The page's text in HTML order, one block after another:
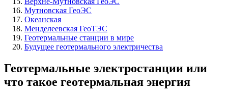
Мутновская ГеоЭС
Океанская
Менделеевская ГеоТЭС
Геотермальные станции в мире
Будущее геотермального электричества
Геотермальные электростанции или
что такое геотермальная энергия